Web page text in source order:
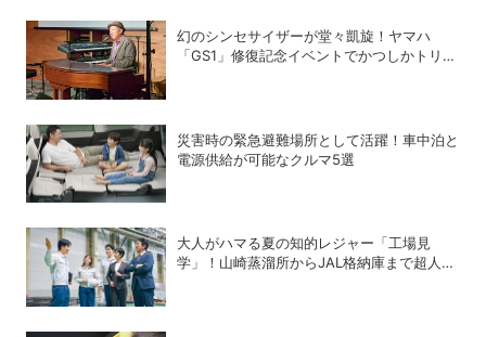
幻のシンセサイザーが堂々凱旋！ヤマハ
「GS1」修復記念イベントでかつしかトリオ
災害時の緊急避難場所として活躍！車中泊と
電源供給が可能なクルマ5選
大人がハマる夏の知的レジャー「工場見
学」！山崎蒸溜所からJAL格納庫まで超人気